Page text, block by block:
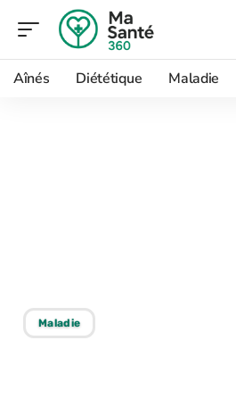
Aînés Diététique Maladie
Maladie